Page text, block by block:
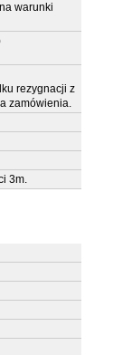
warunki
rezygnacji z
zamówienia.
3m.